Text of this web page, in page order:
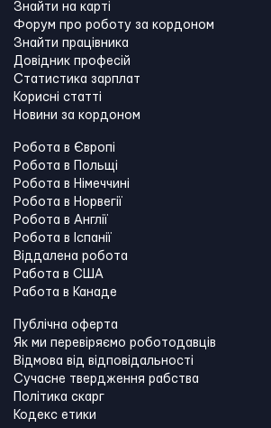
Знайти на карті
Форум про роботу за кордоном
Знайти працівника
Довідник професій
Статистика зарплат
Корисні статті
Новини за кордоном
Робота в Європі
Робота в Польщі
Робота в Німеччині
Робота в Норвегії
Робота в Англії
Робота в Іспанії
Віддалена робота
Работа в США
Работа в Канадe
Публічна оферта
Як ми перевіряємо роботодавців
Відмова від відповідальності
Сучасне твердження рабства
Політика скарг
Кодекс етики